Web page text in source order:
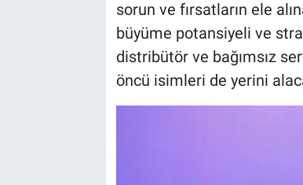
sorun ve fırsatların ele
büyüme potansiyeli ve
distribütör ve bağımsız
öncü isimleri de yerini